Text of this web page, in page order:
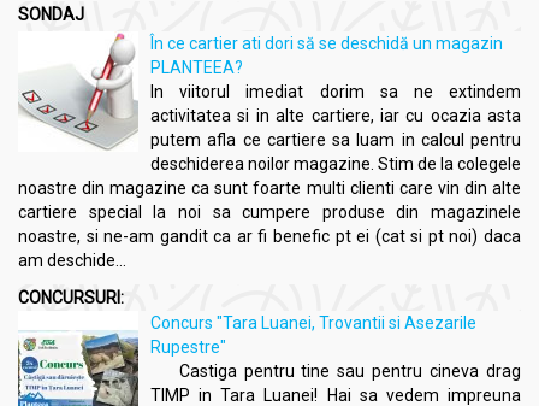
SONDAJ
În ce cartier ati dori să se deschidă un magazin
PLANTEEA?
In viitorul imediat dorim sa ne extindem
activitatea si in alte cartiere, iar cu ocazia asta
putem afla ce cartiere sa luam in calcul pentru
deschiderea noilor magazine. Stim de la colegele
noastre din magazine ca sunt foarte multi clienti care vin din alte
cartiere special la noi sa cumpere produse din magazinele
noastre, si ne-am gandit ca ar fi benefic pt ei (cat si pt noi) daca
am deschide...
CONCURSURI:
Concurs "Tara Luanei, Trovantii si Asezarile
Rupestre"
Castiga pentru tine sau pentru cineva drag
TIMP in Tara Luanei! Hai sa vedem impreuna